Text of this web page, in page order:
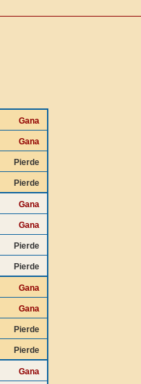
Gana
Gana
Pierde
Pierde
Gana
Gana
Pierde
Pierde
Gana
Gana
Pierde
Pierde
Gana